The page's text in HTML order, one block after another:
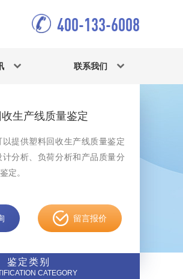
400-133-6008
联系我们
生产线质量鉴定
提供塑料回收生产线质量鉴定
计分析、负荷分析和产品质量分
定。
留言报价
鉴定类别
CATEGORY